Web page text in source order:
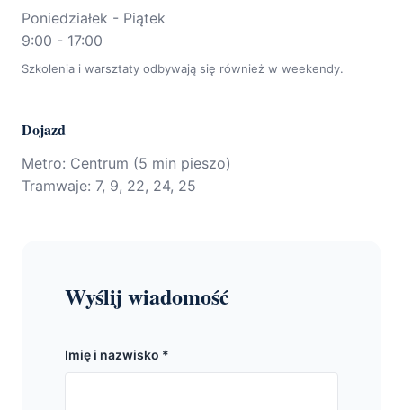
Poniedziałek - Piątek
9:00 - 17:00
Szkolenia i warsztaty odbywają się również w weekendy.
Dojazd
Metro: Centrum (5 min pieszo)
Tramwaje: 7, 9, 22, 24, 25
Wyślij wiadomość
Imię i nazwisko *